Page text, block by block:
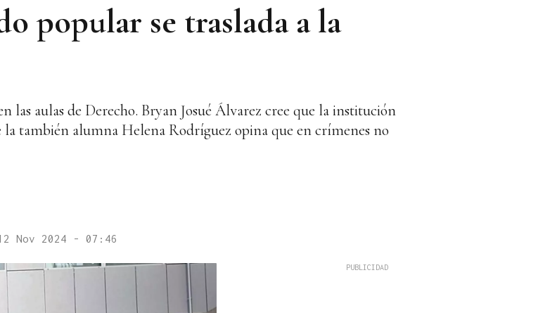
popular se traslada a la
las aulas de Derecho. Bryan Josué Álvarez cree que la institución
también alumna Helena Rodríguez opina que en crímenes no
Nov 2024 - 07:46